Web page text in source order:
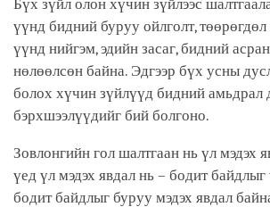
Бүх зүйл олон хүчин зүйлээс
үүнд бидний буруу ойлголт,
үүнд нийгэм, эдийн засаг, бидний
нөлөөлсөн байна. Эдгээр бүх усны
болох хүчин зүйлүүд бидний амьдрал
бэрхшээлүүдийг бий болгоно.
Зовлонгийн гол шалтгаан нь үл мэдэх
үед үл мэдэх явдал нь – бодит байдлыг
бодит байдлыг буруу мэдэх явдал